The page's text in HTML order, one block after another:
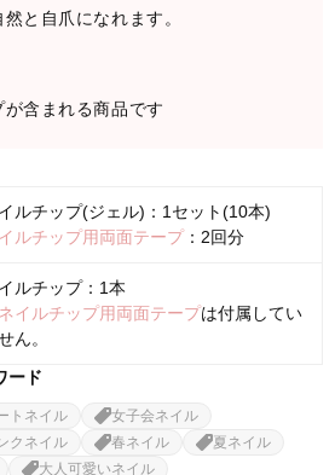
と自爪になれます。
含まれる商品です
ルチップ(ジェル)：1セット(10本)
ルチップ用両面テープ：2回分
ルチップ：1本
ネイルチップ用両面テープは付属してい
ん。
ード
トネイル
女子会ネイル
クネイル 春ネイル
夏ネイル
大人可愛いネイル